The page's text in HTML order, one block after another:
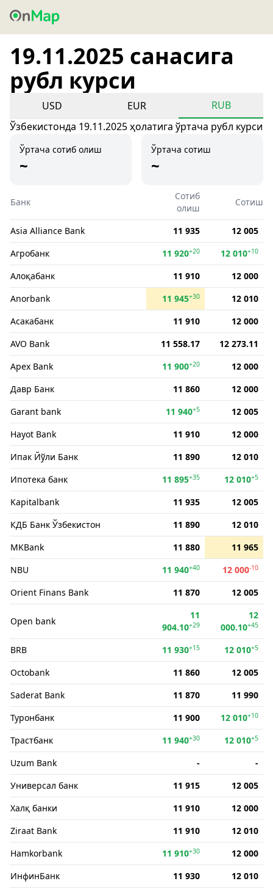
19.11.2025 санасига
рубл курси
USD EUR
RUB
Ўзбекистонда 19.11.2025 ҳолатига ўртача рубл курси
Ўртача сотиб олиш
~
Ўртача сотиш
~
Банк
Сотиб
олиш
Сотиш
Asia Alliance Bank 11 935
12 005
Агробанк
11 920+20 12 010+10
Алоқабанк 11 910
12 000
Anorbank
11 945+30
12 010
Асакабанк
11 910
12 000
AVO Bank
11 558.17
12 273.11
Apex Bank
11 900+20
12 000
Давр Банк
11 860
12 000
Garant bank
11 940+5
12 005
Hayot Bank
11 910
12 000
Ипак Йўли Банк
11 890
12 010
Ипотека банк
11 895+35 12 010+5
Kapitalbank 11 935
12 005
КДБ Банк Ўзбекистон
11 890
12 010
MKBank
11 880
11 965
NBU
11 940+40 12 000-10
Orient Finans Bank 11 870 12 005
Open bank
11
904.10+29
12
000.10+45
BRB 11 930+15 12 010+5
Octobank 11 860
12 005
Saderat Bank
11 870
11 990
Туронбанк
11 900 12 010+10
Трастбанк 11 940+30 12 010+5
Uzum Bank -
-
Универсал банк
11 915
12 005
Халқ банки
11 910
12 000
Ziraat Bank
11 910
12 010
Hamkorbank
11 910+30
12 000
ИнфинБанк
11 930
12 010